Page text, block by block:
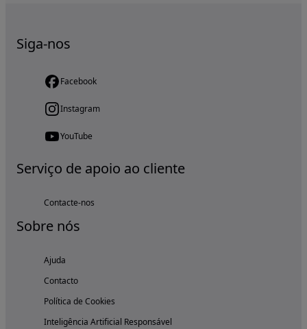
Siga-nos
Facebook
Instagram
YouTube
Serviço de apoio ao cliente
Contacte-nos
Sobre nós
Ajuda
Contacto
Política de Cookies
Inteligência Artificial Responsável